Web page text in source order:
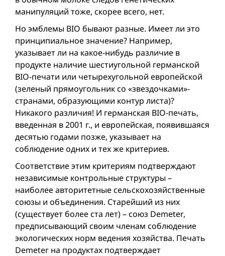
манипуляций тоже, скорее всего, нет.
Но эмблемы BIO бывают разные. Имеет ли это
принципиальное значение? Например,
указывает ли на какое-нибудь различие в
продукте наличие шестиугольной германской
BIO-печати или четырехугольной европейской
(зеленый прямоугольник со «звездочками»-
странами, образующими контур листа)?
Никакого различия! И германская BIO-печать,
введенная в 2001 г., и европейская, появившаяся
десятью годами позже, указывает на
соблюдение одних и тех же критериев.
Соответствие этим критериям подтверждают
независимые контрольные структуры –
наиболее авторитетные сельскохозяйственные
союзы и объединения. Старейший из них
(существует более ста лет) – союз Demeter,
предписывающий своим членам соблюдение
экологических норм ведения хозяйства. Печать
Demeter на продуктах подтверждает